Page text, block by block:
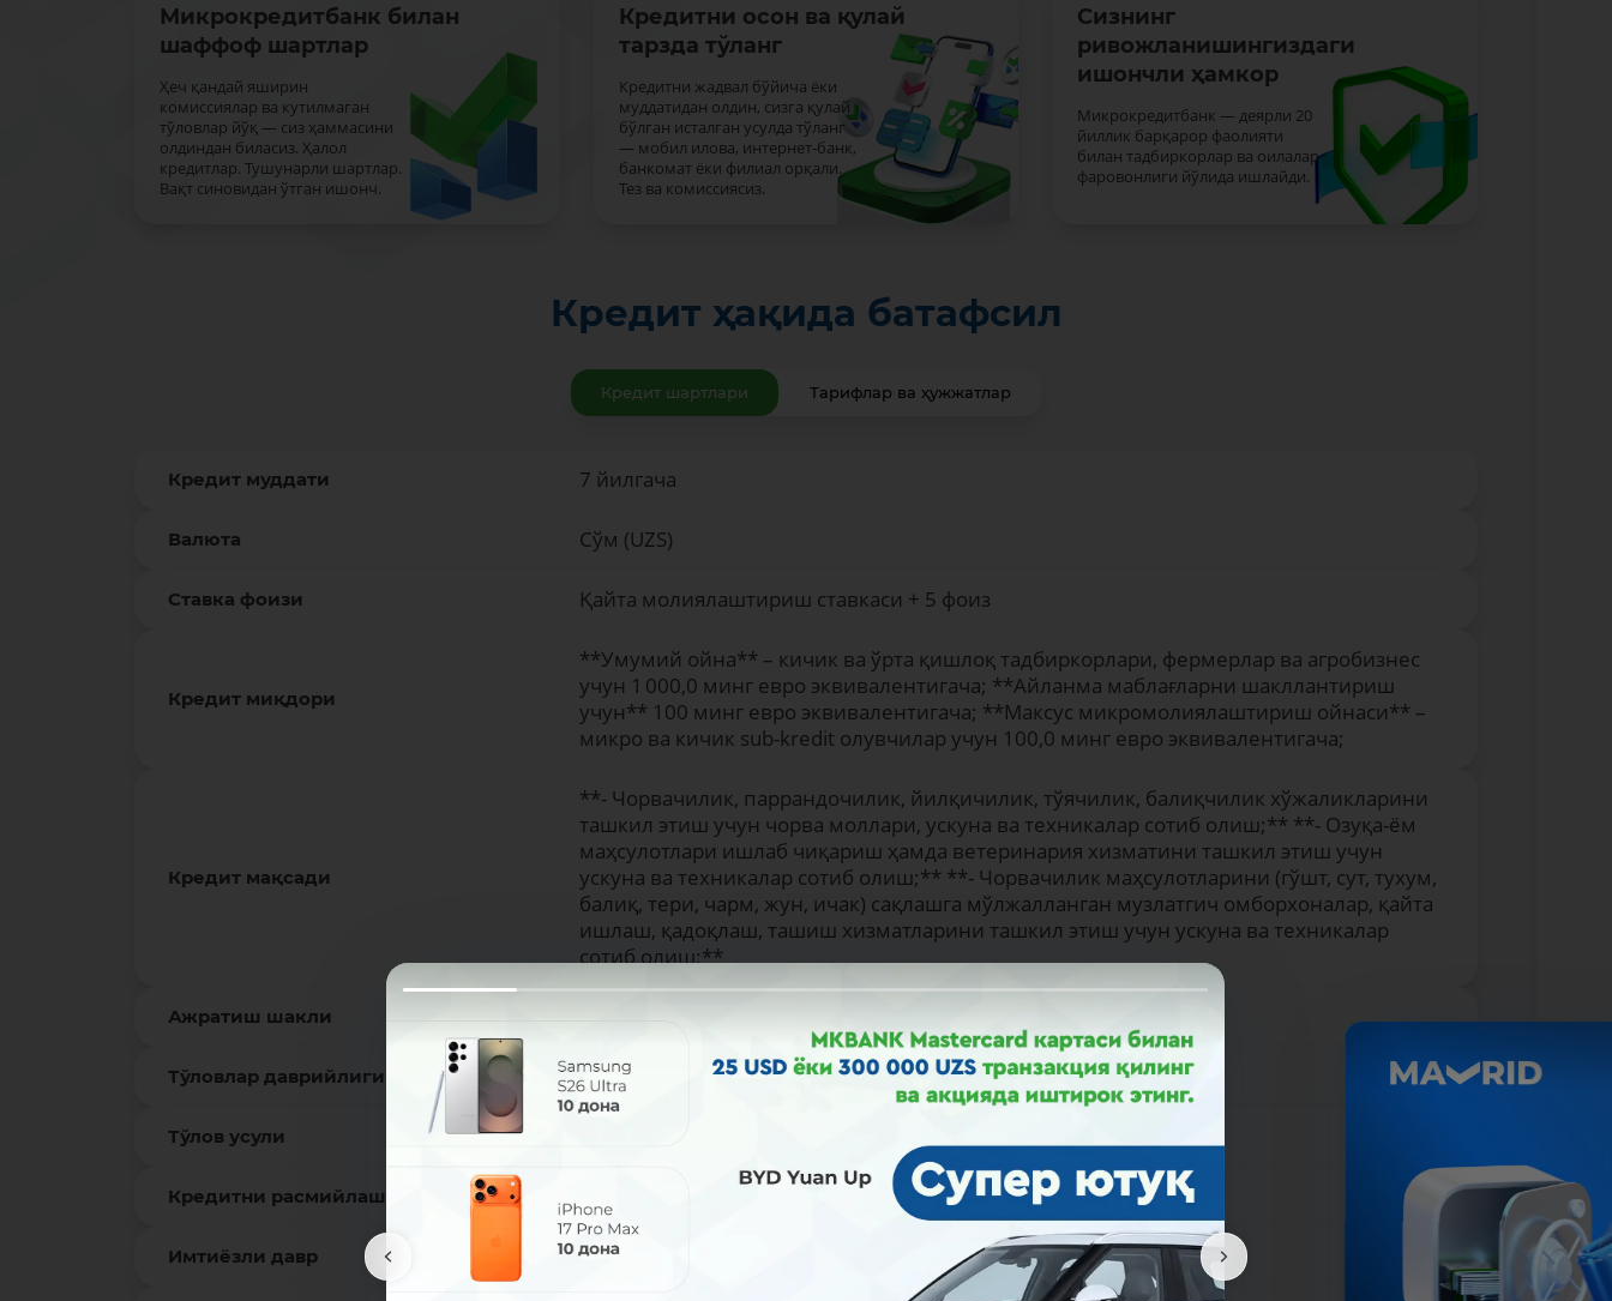
Микрокредитбанк билан
шаффоф шартлар
Ҳеч қандай яширин
комиссиялар ва кутилмаган
тўловлар йўқ — сиз ҳаммасини
олдиндан биласиз. Ҳалол
кредитлар. Тушунарли шартлар.
Вақт синовидан ўтган ишонч.
Кредитни осон ва қулай
тарзда тўланг
Кредитни жадвал бўйича ёки
муддатидан олдин, сизга қулай
бўлган исталган усулда тўланг
— мобил илова, интернет-банк,
банкомат ёки филиал орқали.
Тез ва комиссиясиз.
Сизнинг
ривожланишингиздаги
ишончли ҳамкор
Микрокредитбанк — деярли 20
йиллик барқарор фаолияти
билан тадбиркорлар ва оилалар
фаровонлиги йўлида ишлайди.
Кредит ҳақида батафсил
Кредит шартлари Тарифлар ва ҳужжатлар
Кредит муддати 7 йилгача
Валюта Сўм (UZS)
Ставка фоизи Қайта молиялаштириш ставкаси + 5 фоиз
Кредит миқдори
**Умумий ойна** – кичик ва ўрта қишлоқ тадбиркорлари, фермерлар ва агробизнес
учун 1 000,0 минг евро эквивалентигача; **Айланма маблағларни шакллантириш
учун** 100 минг евро эквивалентигача; **Максус микромолиялаштириш ойнаси** –
микро ва кичик sub-kredit олувчилар учун 100,0 минг евро эквивалентигача;
Кредит мақсади
**- Чорвачилик, паррандочилик, йилқичилик, тўячилик, балиқчилик хўжаликларини
ташкил этиш учун чорва моллари, ускуна ва техникалар сотиб олиш;** **- Озуқа-ём
маҳсулотлари ишлаб чиқариш ҳамда ветеринария хизматини ташкил этиш учун
ускуна ва техникалар сотиб олиш;** **- Чорвачилик маҳсулотларини (гўшт, сут, тухум,
балиқ, тери, чарм, жун, ичак) сақлашга мўлжалланган музлатгич омборхоналар, қайта
ишлаш, қадоқлаш, ташиш хизматларини ташкил этиш учун ускуна ва техникалар
сотиб олиш;**
Ажратиш шакли
Тўловлар даврийлиги Ҳар ой
Тўлов усули
Кредитни расмийлаштириш усули
Имтиёзли давр Ҳа (6 ойгача)